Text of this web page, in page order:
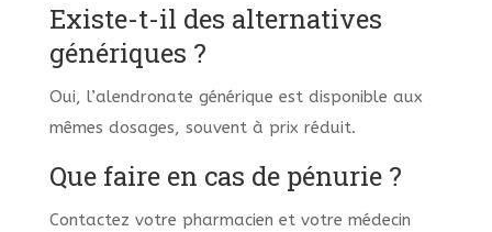
Existe-t-il des alternatives
génériques ?
Oui, l’alendronate générique est disponible aux
mêmes dosages, souvent à prix réduit.
Que faire en cas de pénurie ?
Contactez votre pharmacien et votre médecin